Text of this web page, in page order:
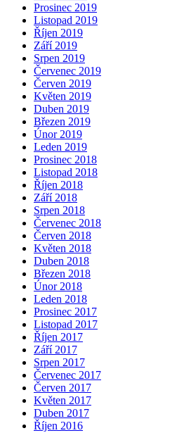
Prosinec 2019
Listopad 2019
Říjen 2019
Září 2019
Srpen 2019
Červenec 2019
Červen 2019
Květen 2019
Duben 2019
Březen 2019
Únor 2019
Leden 2019
Prosinec 2018
Listopad 2018
Říjen 2018
Září 2018
Srpen 2018
Červenec 2018
Červen 2018
Květen 2018
Duben 2018
Březen 2018
Únor 2018
Leden 2018
Prosinec 2017
Listopad 2017
Říjen 2017
Září 2017
Srpen 2017
Červenec 2017
Červen 2017
Květen 2017
Duben 2017
Říjen 2016